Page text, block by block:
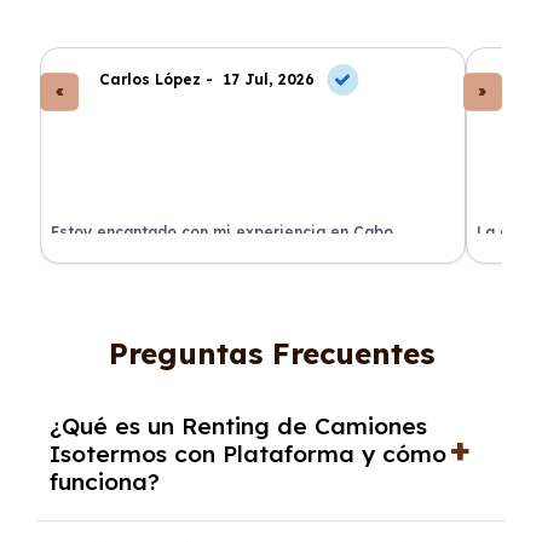
Carlos López - 17 Jul, 2026
Estoy encantado con mi experiencia en Cabo
Renting. El coche llegó en perfectas condiciones y sin
La
de
Preguntas Frecuentes
¿Qué es un Renting de Camiones
Isotermos con Plataforma y cómo
funciona?